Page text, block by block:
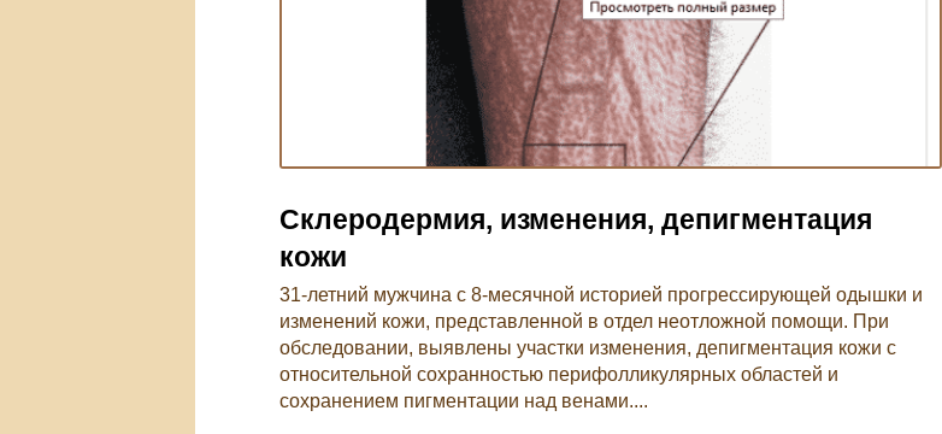
Склеродермия, изменения, депигментация
кожи
31-летний мужчина с 8-месячной историей прогрессирующей одышки и
изменений кожи, представленной в отдел неотложной помощи. При
обследовании, выявлены участки изменения, депигментация кожи с
относительной сохранностью перифолликулярных областей и
сохранением пигментации над венами....